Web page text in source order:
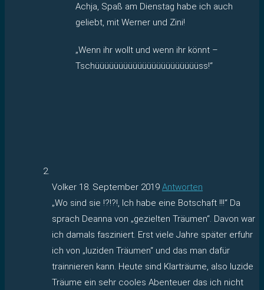
Achja, Spaß am Dienstag habe ich auch
geliebt, mit Werner und Zini!
„Wenn ihr wollt und wenn ihr könnt –
Tschüüüüüüüüüüüüüüüüüüüüüüss!“
Volker 18. September 2019 Antworten
„Wo sind sie !?!?!, Ich habe eine Botschaft !!!“ Da
sprach Deanna von „gezielten Träumen“. Davon war
ich damals fasziniert. Erst viele Jahre später erfuhr
ich von „luziden Träumen“ und das man dafür
trainnieren kann. Heute sind Klarträume, also luzide
Träume ein sehr cooles Abenteuer das ich nicht